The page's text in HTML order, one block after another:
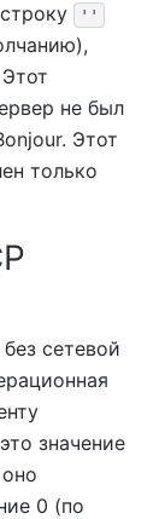
''
не был
. Этот
только
сетевой
значение
0 (по